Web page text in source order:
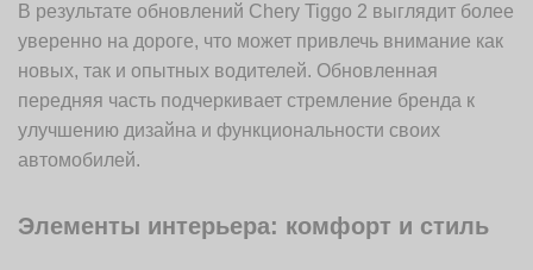
В результате обновлений Chery Tiggo 2 выглядит более
уверенно на дороге, что может привлечь внимание как
новых, так и опытных водителей. Обновленная
передняя часть подчеркивает стремление бренда к
улучшению дизайна и функциональности своих
автомобилей.
Элементы интерьера: комфорт и стиль